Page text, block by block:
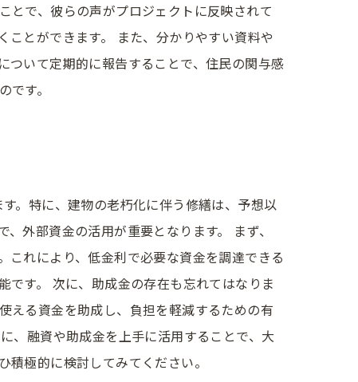
とで、彼らの声がプロジェクトに反映されて
とができます。 また、分かりやすい資料や
ついて定期的に報告することで、住民の関与感
す。
。特に、建物の老朽化に伴う修繕は、予想以
外部資金の活用が重要となります。 まず、
れにより、低金利で必要な資金を調達できる
す。 次に、助成金の存在も忘れてはなりま
える資金を助成し、負担を軽減するための有
、融資や助成金を上手に活用することで、大
極的に検討してみてください。